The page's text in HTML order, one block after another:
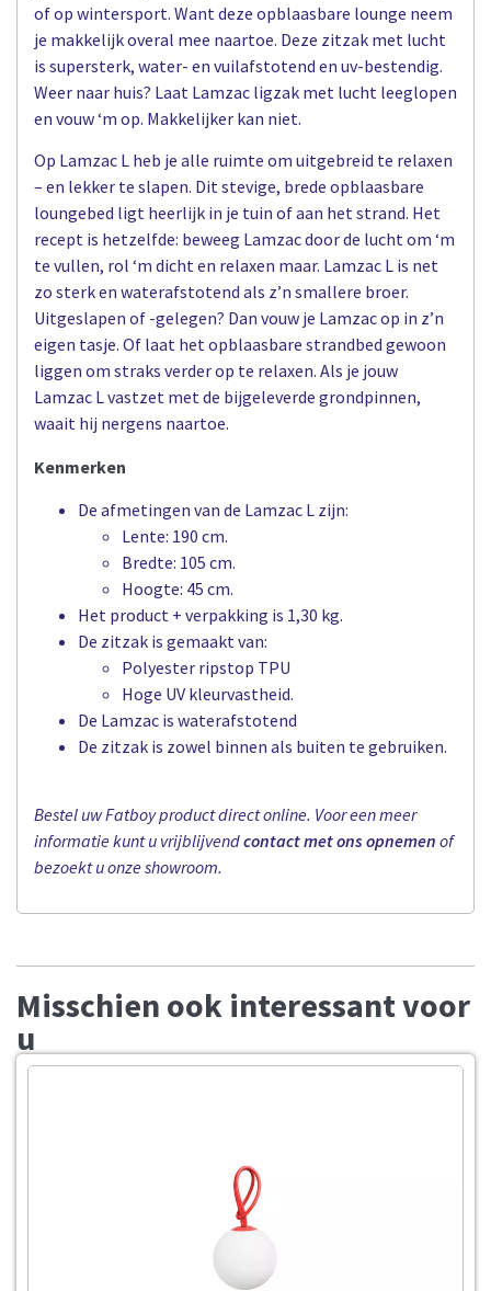
of op wintersport. Want deze opblaasbare lounge neem
je makkelijk overal mee naartoe. Deze zitzak met lucht
is supersterk, water- en vuilafstotend en uv-bestendig.
Weer naar huis? Laat Lamzac ligzak met lucht leeglopen
en vouw ‘m op. Makkelijker kan niet.
Op Lamzac L heb je alle ruimte om uitgebreid te relaxen
– en lekker te slapen. Dit stevige, brede opblaasbare
loungebed ligt heerlijk in je tuin of aan het strand. Het
recept is hetzelfde: beweeg Lamzac door de lucht om ‘m
te vullen, rol ‘m dicht en relaxen maar. Lamzac L is net
zo sterk en waterafstotend als z’n smallere broer.
Uitgeslapen of -gelegen? Dan vouw je Lamzac op in z’n
eigen tasje. Of laat het opblaasbare strandbed gewoon
liggen om straks verder op te relaxen. Als je jouw
Lamzac L vastzet met de bijgeleverde grondpinnen,
waait hij nergens naartoe.
Kenmerken
De afmetingen van de Lamzac L zijn:
Lente: 190 cm.
Bredte: 105 cm.
Hoogte: 45 cm.
Het product + verpakking is 1,30 kg.
De zitzak is gemaakt van:
Polyester ripstop TPU
Hoge UV kleurvastheid.
De Lamzac is waterafstotend
De zitzak is zowel binnen als buiten te gebruiken.
Bestel uw Fatboy product direct online. Voor een meer
informatie kunt u vrijblijvendcontact met ons opnemen of
bezoekt u onze showroom.
Misschien ook interessant voor
u